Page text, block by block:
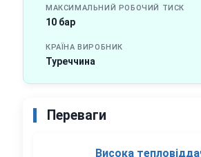
МАКСИМАЛЬНИЙ РОБОЧИЙ ТИСК
10 бар
КРАЇНА ВИРОБНИК
Туреччина
Переваги
Висока